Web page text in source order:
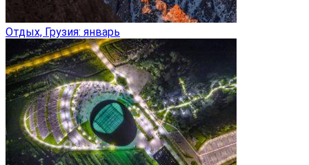
Отдых, Грузия: январь